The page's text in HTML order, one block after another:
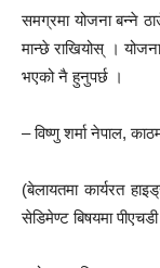
समग्रमा योजना बन्ने
मान्छे राखियोस् । योजना
भएको नै हुनुपर्छ ।
– विष्णु शर्मा नेपाल,
(बेलायतमा कार्यरत
सेडिमेण्ट बिषयमा पीएचडी